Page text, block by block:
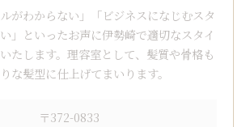
ルがわからない」「ビジネスになじむスタ
」といったお声に伊勢崎で適切なスタイ
たします。理容室として、髪質や骨格も
な髪型に仕上げてまいります。
〒372-0833